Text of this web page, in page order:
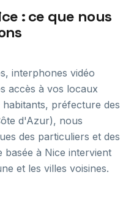
: ce que nous
interphones vidéo
accès à vos locaux
préfecture des
d'Azur), nous
des particuliers et des
basée à Nice intervient
et les villes voisines.